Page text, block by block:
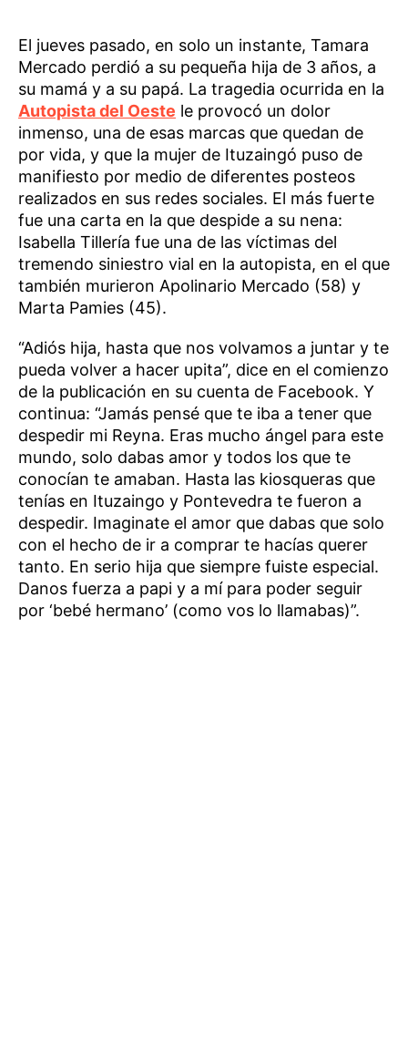
El jueves pasado, en solo un instante, Tamara
Mercado perdió a su pequeña hija de 3 años, a
su mamá y a su papá. La tragedia ocurrida en la
Autopista del Oeste le provocó un dolor
inmenso, una de esas marcas que quedan de
por vida, y que la mujer de Ituzaingó puso de
manifiesto por medio de diferentes posteos
realizados en sus redes sociales. El más fuerte
fue una carta en la que despide a su nena:
Isabella Tillería fue una de las víctimas del
tremendo siniestro vial en la autopista, en el que
también murieron Apolinario Mercado (58) y
Marta Pamies (45).
“Adiós hija, hasta que nos volvamos a juntar y te
pueda volver a hacer upita”, dice en el comienzo
de la publicación en su cuenta de Facebook. Y
continua: “Jamás pensé que te iba a tener que
despedir mi Reyna. Eras mucho ángel para este
mundo, solo dabas amor y todos los que te
conocían te amaban. Hasta las kiosqueras que
tenías en Ituzaingo y Pontevedra te fueron a
despedir. Imaginate el amor que dabas que solo
con el hecho de ir a comprar te hacías querer
tanto. En serio hija que siempre fuiste especial.
Danos fuerza a papi y a mí para poder seguir
por ‘bebé hermano’ (como vos lo llamabas)”.